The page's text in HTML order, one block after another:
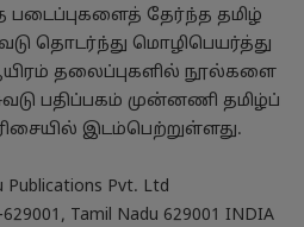
படைப்புகளைத் தேர்ந்த தமிழ்
தொடர்ந்து மொழிபெயர்த்து
தலைப்புகளில் நூல்களை
பதிப்பகம் முன்னணி தமிழ்ப்
இடம்பெற்றுள்ளது.
Publications Pvt. Ltd
Tamil Nadu 629001 INDIA